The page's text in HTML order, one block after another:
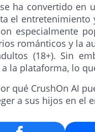
ha convertido en
el
especialmente
románticos y la
(18+). Sin
la plataforma, lo
qué CrushOn AI
a sus hijos en el